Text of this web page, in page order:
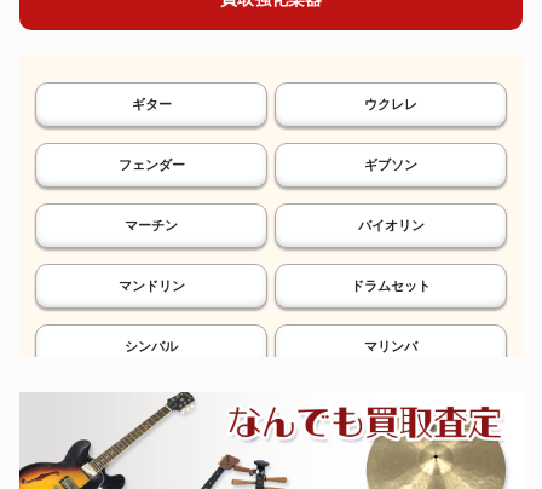
ギター ウクレレ
フェンダー ギブソン
マーチン バイオリン
マンドリン ドラムセット
シンバル マリンバ
鉄琴 電子ドラム
シンセサイザー エフェクター